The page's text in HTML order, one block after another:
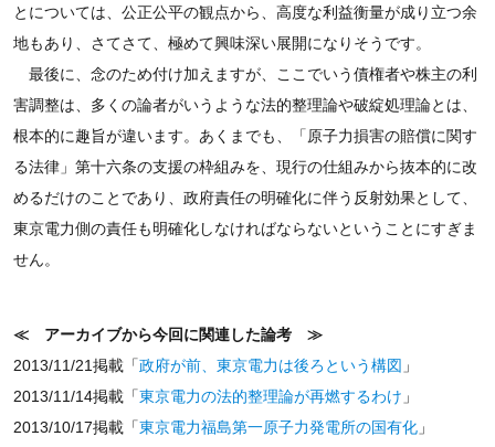
とについては、公正公平の観点から、高度な利益衡量が成り立つ余
地もあり、さてさて、極めて興味深い展開になりそうです。
最後に、念のため付け加えますが、ここでいう債権者や株主の利
害調整は、多くの論者がいうような法的整理論や破綻処理論とは、
根本的に趣旨が違います。あくまでも、「原子力損害の賠償に関す
る法律」第十六条の支援の枠組みを、現行の仕組みから抜本的に改
めるだけのことであり、政府責任の明確化に伴う反射効果として、
東京電力側の責任も明確化しなければならないということにすぎま
せん。
≪ アーカイブから今回に関連した論考 ≫
2013/11/21掲載「政府が前、東京電力は後ろという構図 」
2013/11/14掲載「東京電力の法的整理論が再燃するわけ 」
2013/10/17掲載「東京電力福島第一原子力発電所の国有化」